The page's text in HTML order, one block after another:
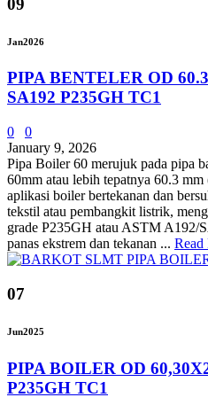
Jan2026
PIPA BENTELER OD
SA192 P235GH TC1
0
0
January 9, 2026
Pipa Boiler 60 merujuk pada pipa
60mm atau lebih tepatnya 60.3
aplikasi boiler bertekanan dan
tekstil atau pembangkit listrik,
grade P235GH atau ASTM A192/
panas ekstrem dan tekanan ... Read
07
Jun2025
PIPA BOILER OD
P235GH TC1